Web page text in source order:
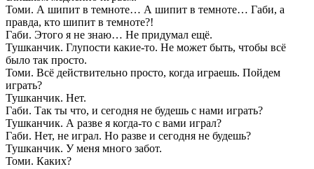
Томи. А шипит в темноте… А шипит в темноте… Габи, а
правда, кто шипит в темноте?!
Габи. Этого я не знаю… Не придумал ещё.
Тушканчик. Глупости какие-то. Не может быть, чтобы всё
было так просто.
Томи. Всё действительно просто, когда играешь. Пойдем
играть?
Тушканчик. Нет.
Габи. Так ты что, и сегодня не будешь с нами играть?
Тушканчик. А разве я когда-то с вами играл?
Габи. Нет, не играл. Но разве и сегодня не будешь?
Тушканчик. У меня много забот.
Томи. Каких?